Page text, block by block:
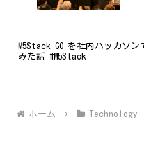
M5Stack GO を社内ハッカソン
みた話 #M5Stack
ホーム Technology